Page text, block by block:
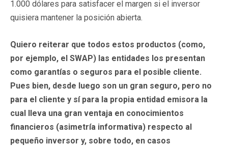
1.000 dólares para satisfacer el margen si el inversor
quisiera mantener la posición abierta.
Quiero reiterar que todos estos productos (como,
por ejemplo, el SWAP) las entidades los presentan
como garantías o seguros para el posible cliente.
Pues bien, desde luego son un gran seguro, pero no
para el cliente y sí para la propia entidad emisora la
cual lleva una gran ventaja en conocimientos
financieros (asimetría informativa) respecto al
pequeño inversor y, sobre todo, en casos